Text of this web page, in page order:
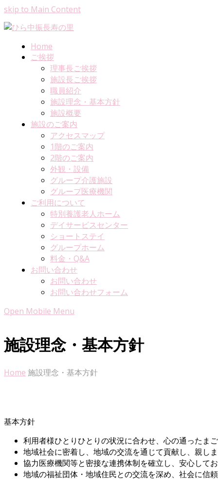
skip to Main Content
Home
ご挨拶
理事長ご挨拶
施設長ご挨拶
職員紹介
施設理念・基本方針
施設概要
施設のご案内
アクセスマップ
1階のご案内
2階のご案内
外観・設備
グループ介護施設
グループ医療機関
ご利用について
特別養護老人ホーム
デイサービスセンター
ショートステイ
グループホーム
料金・Q&A
お問い合わせ
お問い合わせ
お問い合わせフォーム
Open Mobile Menu
施設理念・基本方針
Home 施設理念・基本方針
基本方針
利用者様ひとりひとりの状況に合わせ、心の通ったま
地域社会に密着し、地域の交流を通じて貢献し、親し
協力医療機関等と密接な連携体制を確立し、安心して
地域の福祉団体・地域住民との交流を深め、社会に信